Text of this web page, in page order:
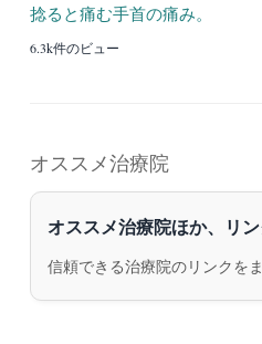
捻ると痛む手首の痛み。
6.3k件のビュー
オススメ治療院
オススメ治療院ほか、リン
信頼できる治療院のリンクを